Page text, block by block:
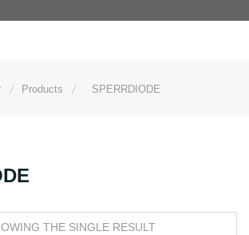
Products SPERRDIODE
THE SINGLE RESULT